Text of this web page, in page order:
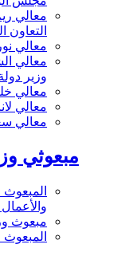
معالي
التعاون
معالي
معالي
وزير
معالي
معالي
معالي
مبعوثي
والأعمال
مبعوث